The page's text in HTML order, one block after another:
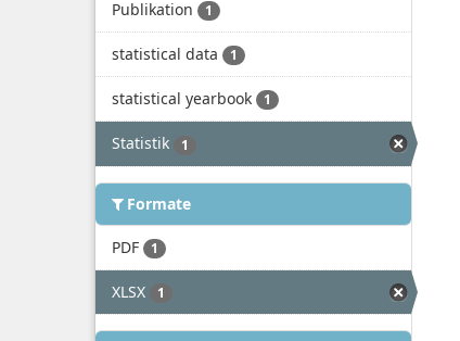
Publikation 1
statistical data 1
statistical yearbook 1
Statistik 1
Formate
PDF 1
XLSX 1